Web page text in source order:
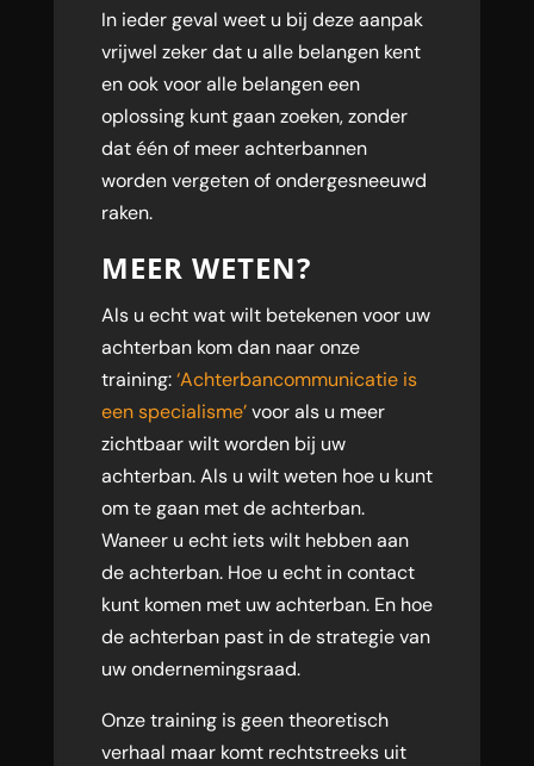
In ieder geval weet u bij deze aanpak
vrijwel zeker dat u alle belangen kent
en ook voor alle belangen een
oplossing kunt gaan zoeken, zonder
dat één of meer achterbannen
worden vergeten of ondergesneeuwd
raken.
MEER WETEN?
Als u echt wat wilt betekenen voor uw
achterban kom dan naar onze
training:‘Achterbancommunicatie is
een specialisme’voor als u meer
zichtbaar wilt worden bij uw
achterban. Als u wilt weten hoe u kunt
om te gaan met de achterban.
Waneer u echt iets wilt hebben aan
de achterban. Hoe u echt in contact
kunt komen met uw achterban. En hoe
de achterban past in de strategie van
uw ondernemingsraad.
Onze training is geen theoretisch
verhaal maar komt rechtstreeks uit